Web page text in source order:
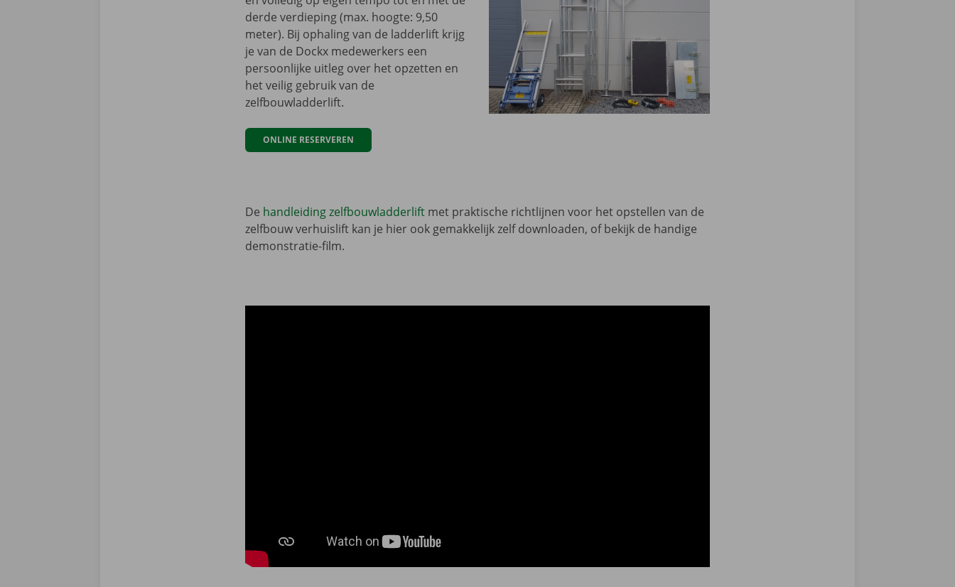
derde verdieping (max. hoogte: 9,50
meter). Bij ophaling van de ladderlift krijg
je van de Dockx medewerkers een
persoonlijke uitleg over het opzetten en
het veilig gebruik van de
zelfbouwladderlift.
ONLINE RESERVEREN
De handleiding zelfbouwladderliftmet praktische richtlijnen voor het opstellen van de
zelfbouw verhuislift kan je hier ook gemakkelijk zelf downloaden, of bekijk de handige
demonstratie-film.